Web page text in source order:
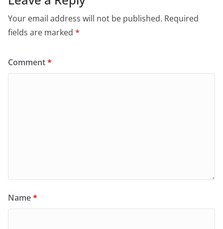
Your email address will not be published. Required
fields are marked *
Comment*
Name*